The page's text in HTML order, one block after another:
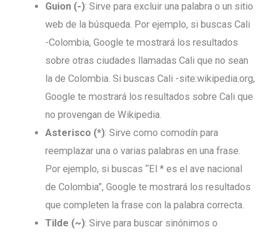
Guion (-): Sirve para excluir una palabra o un sitio
web de la búsqueda. Por ejemplo, si buscas Cali
-Colombia, Google te mostrará los resultados
sobre otras ciudades llamadas Cali que no sean
la de Colombia. Si buscas Cali -site:wikipedia.org,
Google te mostrará los resultados sobre Cali que
no provengan de Wikipedia.
Asterisco (*): Sirve como comodín para
reemplazar una o varias palabras en una frase.
Por ejemplo, si buscas “El * es el ave nacional
de Colombia”, Google te mostrará los resultados
que completen la frase con la palabra correcta.
Tilde (~): Sirve para buscar sinónimos o